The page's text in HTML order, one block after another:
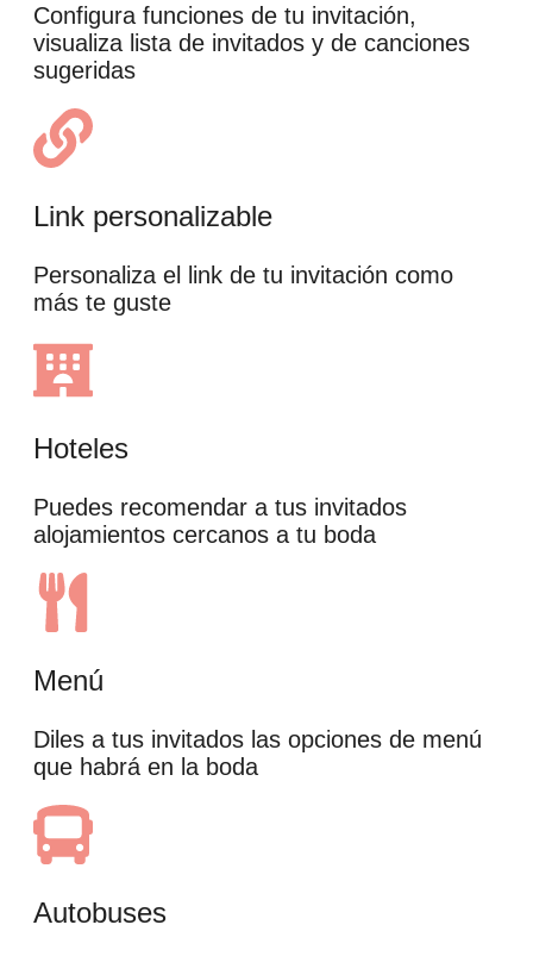
Configura funciones de tu invitación,
visualiza lista de invitados y de canciones
sugeridas
Link personalizable
Personaliza el link de tu invitación como
más te guste
Hoteles
Puedes recomendar a tus invitados
alojamientos cercanos a tu boda
Menú
Diles a tus invitados las opciones de menú
que habrá en la boda
Autobuses